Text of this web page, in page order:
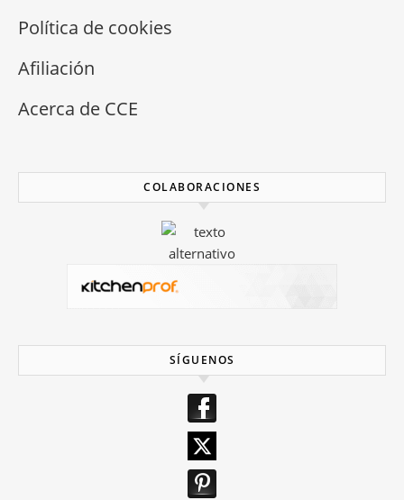
Política de cookies
Afiliación
Acerca de CCE
COLABORACIONES
SÍGUENOS